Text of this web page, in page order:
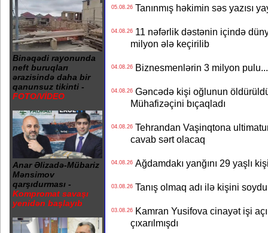
Binəqədi rayonunda
neft buruqları
ərazisində daha bir
qanunsuz tikinti -
FOTO/VİDEO
Anar Əlizadə-Mübariz
Mənsimov
qarşıdurması -
Kompromat savaşı
yenidən başlayıb
05.08.26Tanınmış həkimin səs yazısı
04.08.2611 nəfərlik dəstənin içində
milyon ələ keçirilib
04.08.26Biznesmenlərin 3 milyon
04.08.26Gəncədə kişi oğlunun
Mühafizəçini bıçaqladı
04.08.26Tehrandan Vaşinqtona
cavab sərt olacaq
04.08.26Ağdamdakı yanğını 29 yaşlı
03.08.26Tanış olmaq adı ilə kişini
03.08.26Kamran Yusifova cinayət işi
çıxarılmışdı